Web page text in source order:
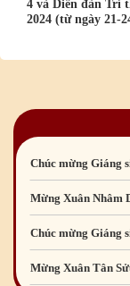
4 và Diễn đàn Trí
2024 (từ ngày 21-
Chúc mừng Giáng
Mừng Xuân Giáp
Mừng Xuân Quý
Chúc mừng Giáng
Mừng Xuân Nhâm
Chúc mừng Giáng
Mừng Xuân Tân